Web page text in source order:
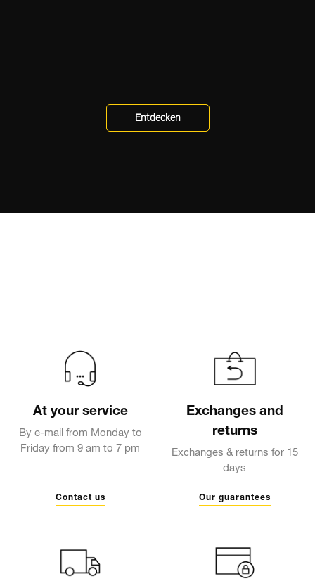
Entdecken
At your service
By e-mail from Monday to
Friday from 9 am to 7 pm
Contact us
Exchanges and
returns
Exchanges & returns for 15
days
Our guarantees